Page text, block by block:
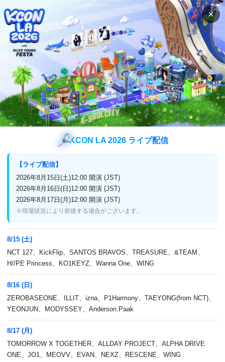
検索 視聴方法
M COUNTDOWN 2026/06/11のPHOTO
TREASURE
×
KCON LA 2026 ライブ配信
【ライブ配信】
2026年8月15日(土)12:00 開演 (JST)
2026年8月16日(日)12:00 開演 (JST)
2026年8月17日(月)12:00 開演 (JST)
※現場状況により前後する場合がございます。
8/15 (土)
NCT 127、KickFlip、SANTOS BRAVOS、TREASURE、&TEAM、
H//PE Princess、KO1KEYZ、Wanna One、WING
8/16 (日)
ZEROBASEONE、ILLIT、izna、P1Harmony、TAEYONG(from NCT)、
YEONJUN、MODYSSEY、Anderson.Paak
8/17 (月)
TOMORROW X TOGETHER、ALLDAY PROJECT、ALPHA DRIVE
ONE、JO1、MEOVV、EVAN、NEXZ、RESCENE、WING